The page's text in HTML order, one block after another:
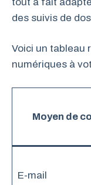
des suivis de
Voici un tableau
numériques à
Moyen de
E-mail